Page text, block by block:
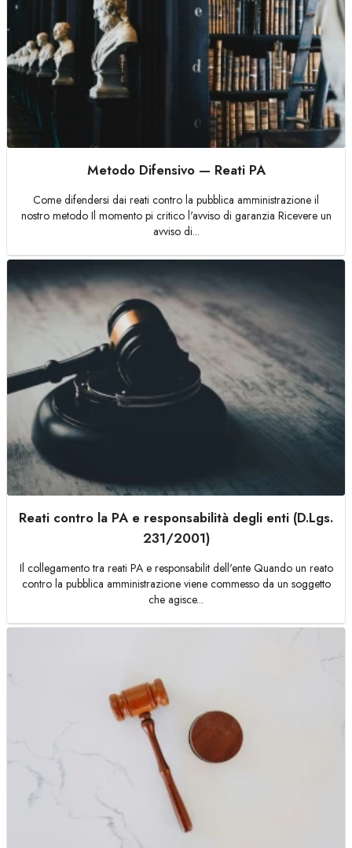
Metodo Difensivo — Reati PA
Come difendersi dai reati contro la pubblica amministrazione il
nostro metodo Il momento pi critico l'avviso di garanzia Ricevere un
avviso di...
Reati contro la PA e responsabilità degli enti (D.Lgs.
231/2001)
Il collegamento tra reati PA e responsabilit dell'ente Quando un reato
contro la pubblica amministrazione viene commesso da un soggetto
che agisce...